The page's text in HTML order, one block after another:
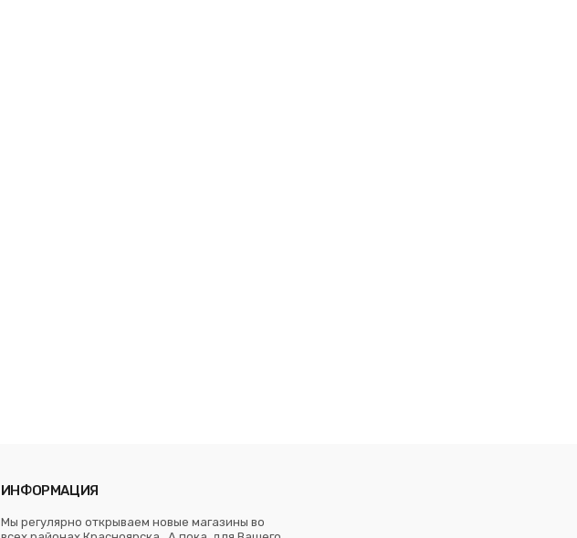
ИНФОРМАЦИЯ
Мы регулярно открываем новые магазины во